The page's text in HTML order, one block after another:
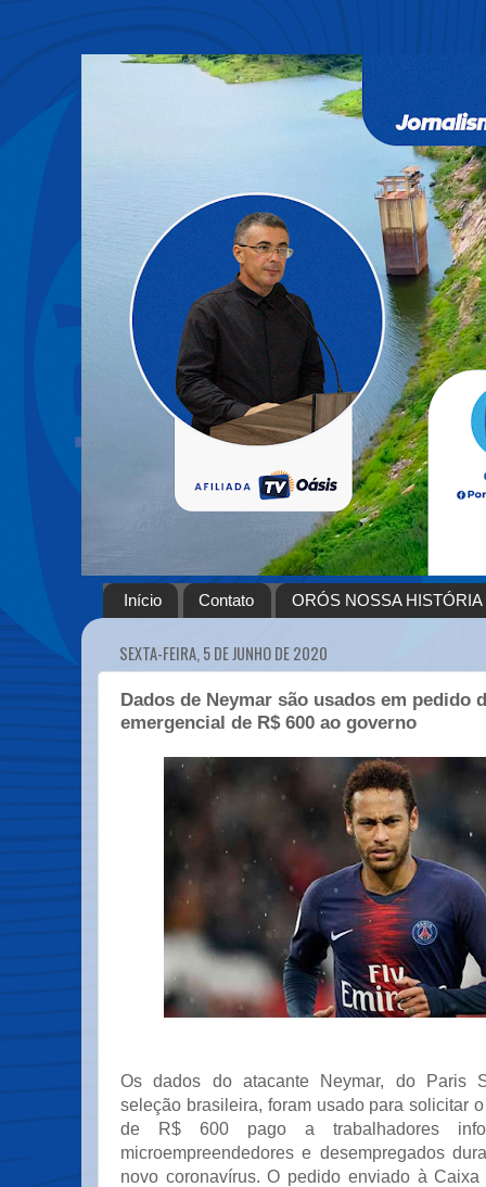
Início Contato ORÓS NOSSA HISTÓRIA
SEXTA-FEIRA, 5 DE JUNHO DE 2020
Dados de Neymar são usados em pedido
emergencial de R$ 600 ao governo
Os dados do atacante Neymar, do Paris
seleção brasileira, foram usado para solicitar
de R$ 600 pago a trabalhadores
microempreendedores e desempregados
novo coronavírus. O pedido enviado à